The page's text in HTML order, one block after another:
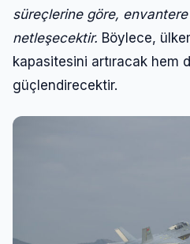
süreçlerine göre,
netleşecektir. Böylece,
kapasitesini artıracak hem
güçlendirecektir.